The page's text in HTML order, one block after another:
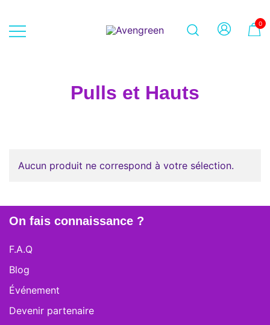
content
0
Pulls et Hauts
Aucun produit ne correspond à votre sélection.
On fais connaissance ?
F.A.Q
Blog
Événement
Devenir partenaire